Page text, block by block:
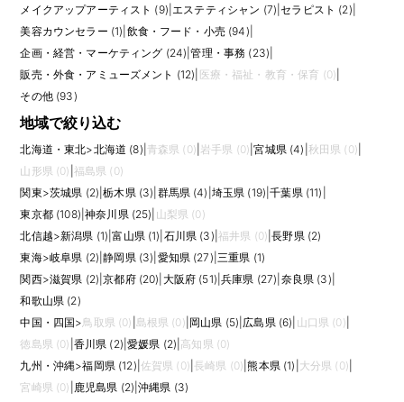
応募前には、店長の裁量と責任範囲を具体的に確認しましょう。売上予
算、人員配置、採用、評価、在庫調整、VMD、本部レポートまで担当する
場合もあれば、販売責任者として現場運営が中心の場合もあります。店舗
規模、スタッフ人数、館の営業時間、休日取得、残業の発生しやすい時期
も働き方に影響します。
求人を比較する際は、給与や役職手当だけでなく、インセンティブ、評価
制度、研修、キャリアパス、SVや本部職への昇格実績を見ておくとよいで
しょう。店長経験は、エリアマネージャー、トレーナー、営業、VMD、採
用、店舗開発などへ広げやすい経験です。現場でブランドを成長させ、チ
ームで成果を出したい方に向いています。
応募時には、売上予算の達成率、スタッフ人数、育成したメンバー、顧客
づくり、在庫消化、館イベントでの実績などを数字やエピソードで整理し
ておくと、店舗責任者としての経験が伝わりやすくなります。 また、求人
ごとに求められる経験や裁量は異なるため、仕事内容、評価軸、研修、将
来のキャリアパス、チーム体制まで確認して比較しましょう。
地域で絞り込む
北海道・東北>北海道 (8) 青森県 (0) 岩手県 (0) |宮城県 (4) 秋田県 (0)
山形県 (0) 福島県 (0)
関東>茨城県 (2) |栃木県 (3) 群馬県 (4) 埼玉県 (19) |千葉県 (11)
東京都 (108) |神奈川県 (25) 山梨県 (0)
北信越>新潟県 (1) |富山県 (1) 石川県 (3) 福井県 (0) |長野県 (2)
東海>岐阜県 (2) |静岡県 (3) 愛知県 (27) 三重県 (1)
関西>滋賀県 (2) |京都府 (20) 大阪府 (51) |兵庫県 (27) 奈良県 (3)
和歌山県 (2)
中国・四国>鳥取県 (0) 島根県 (0) 岡山県 (5) 広島県 (6) 山口県 (0)
徳島県 (0) 香川県 (2) 愛媛県 (2) 高知県 (0)
九州・沖縄>福岡県 (12) 佐賀県 (0) 長崎県 (0) |熊本県 (1) 大分県 (0)
宮崎県 (0) 鹿児島県 (2) |沖縄県 (3)
メイクアップアーティスト (9) |エステティシャン (7) |セラピスト (2)
美容カウンセラー (1) 飲食・フード・小売 (94)
企画・経営・マーケティング (24) |管理・事務 (23)
販売・外食・アミューズメント (12) 医療・福祉・教育・保育 (0)
その他 (93)